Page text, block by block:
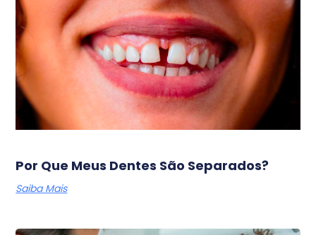
Por Que Meus Dentes São Separados?
Saiba Mais